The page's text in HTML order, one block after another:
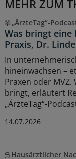
MEHR ZUM
„ÄrzteTag“-
Was bringt
Praxis, Dr.
In
hineinwachsen –
Praxen oder MVZ.
bringt, erläutert
„ÄrzteTag“-
14.07.2026
Hausärztlicher